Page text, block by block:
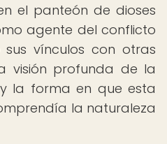
el panteón de dioses
agente del conflicto
vínculos con otras
visión profunda de la
la forma en que esta
la naturaleza